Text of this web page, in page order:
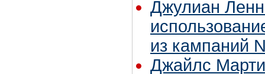
Джулиан
из кампаний
Джайлс